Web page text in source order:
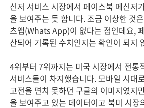
신저 서비스 시장에서 페이스북 메신저
을 보여주는 듯 합니다. 조금 이상한 것
츠앱(Whats App)이 없다는 점인데요,
산되어 기록된 수치인지는 확인이 되지
4위부터 7위까지는 미국 시장에서 전통
서비스들이 차지했습니다. 모바일 시대
고전을 면치 못하던 구글의 이미지였지
을 보여주고 있는 데이터이고 북미 시장